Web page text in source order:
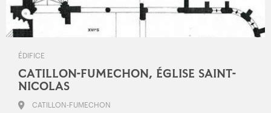
ÉDIFICE
CATILLON-FUMECHON, ÉGLISE SAINT-
NICOLAS
CATILLON-FUMECHON